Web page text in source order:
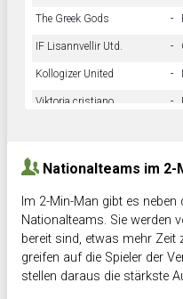
The Greek Gods -
IF Lisannvellir Utd. -
Kollogizer United -
Viktoria cristiano -
Nationalteams im 2-
Im 2-Min-Man gibt es
Nationalteams. Sie werden
bereit sind, etwas mehr Zeit
greifen auf die Spieler der
stellen daraus die stärkste